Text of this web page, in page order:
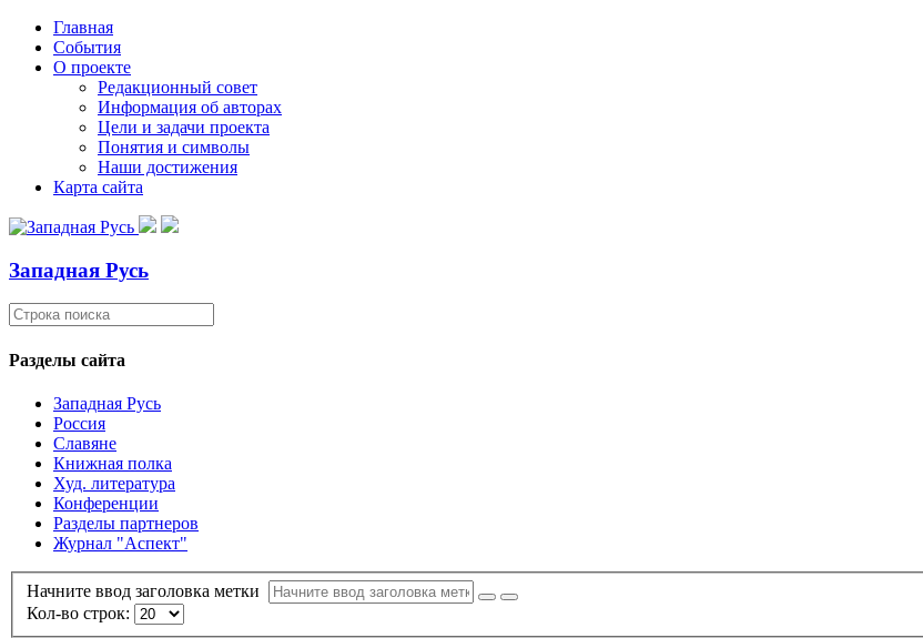
Главная
События
О проекте
Редакционный совет
Информация об авторах
Цели и задачи проекта
Понятия и символы
Наши достижения
Карта сайта
Западная Русь
Разделы сайта
Западная Русь
Россия
Славяне
Книжная полка
Худ. литература
Конференции
Разделы партнеров
Журнал "Аспект"
Начните ввод заголовка метки
Кол-во строк: